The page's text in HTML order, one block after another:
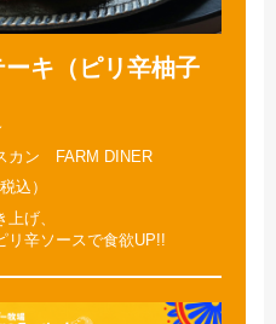
キ（ピリ辛柚子
カン FARM DINER
込）
げ、
リ辛ソースで食欲UP!!